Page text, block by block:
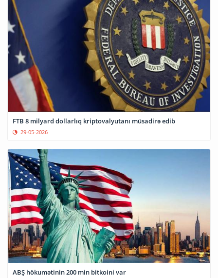
FTB 8 milyard dollarlıq kriptovalyutanı müsadirə edib
29-05-2026
ABŞ hökumətinin 200 min bitkoini var